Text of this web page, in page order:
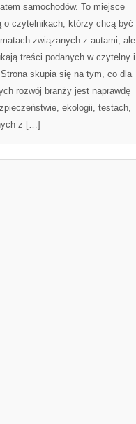
samochodów. To miejsce
o czytelnikach, którzy chcą być
związanych z autami, ale
treści podanych w czytelny i
skupia się na tym, co dla
rozwój branży jest naprawdę
ekologii, testach,
z […]